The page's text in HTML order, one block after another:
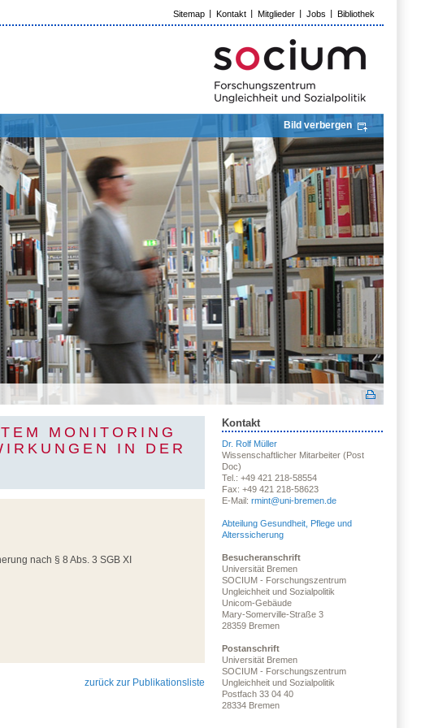
Sitemap Kontakt Mitglieder Jobs Bibliothek
Bild verbergen
MONITORING
IN DER
nach § 8 Abs. 3 SGB XI
zurück zur Publikationsliste
Kontakt
Dr. Rolf Müller
Wissenschaftlicher Mitarbeiter (Post
Doc)
Tel.: +49 421 218-58554
Fax: +49 421 218-58623
E-Mail: rmint@uni-bremen.de
Abteilung Gesundheit, Pflege und
Alterssicherung
Besucheranschrift
Universität Bremen
SOCIUM - Forschungszentrum
Ungleichheit und Sozialpolitik
Unicom-Gebäude
Mary-Somerville-Straße 3
28359 Bremen
Postanschrift
Universität Bremen
SOCIUM - Forschungszentrum
Ungleichheit und Sozialpolitik
Postfach 33 04 40
28334 Bremen